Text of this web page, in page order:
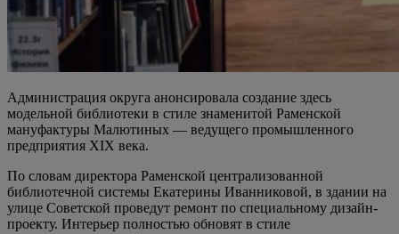
Администрация округа анонсировала создание здесь
модельной библиотеки в стиле знаменитой Раменской
мануфактуры Малютиных — ведущего промышленного
предприятия XIX века.
По словам директора Раменской централизованной
библиотечной системы Екатерины Иванниковой, в здании на
улице Советской проведут ремонт по специальному дизайн-
проекту. Интерьер полностью обновят в стиле